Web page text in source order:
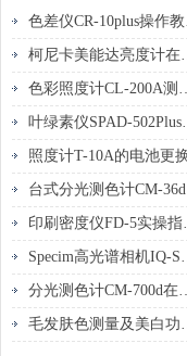
色差
柯尼卡美能
色彩照度计CL-
叶绿素仪
印刷密
Specim高
分光测色计CM-700d在
毛发肤